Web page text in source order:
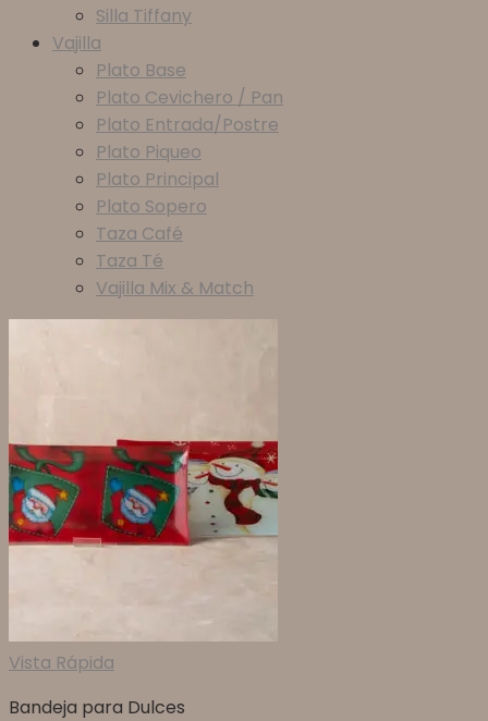
Silla Tiffany
Vajilla
Plato Base
Plato Cevichero / Pan
Plato Entrada/Postre
Plato Piqueo
Plato Principal
Plato Sopero
Taza Café
Taza Té
Vajilla Mix & Match
Vista Rápida
Bandeja para Dulces